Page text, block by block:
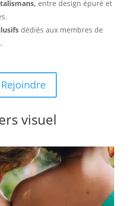
entre design épuré et
dédiés aux membres de
Rejoindre
visuel